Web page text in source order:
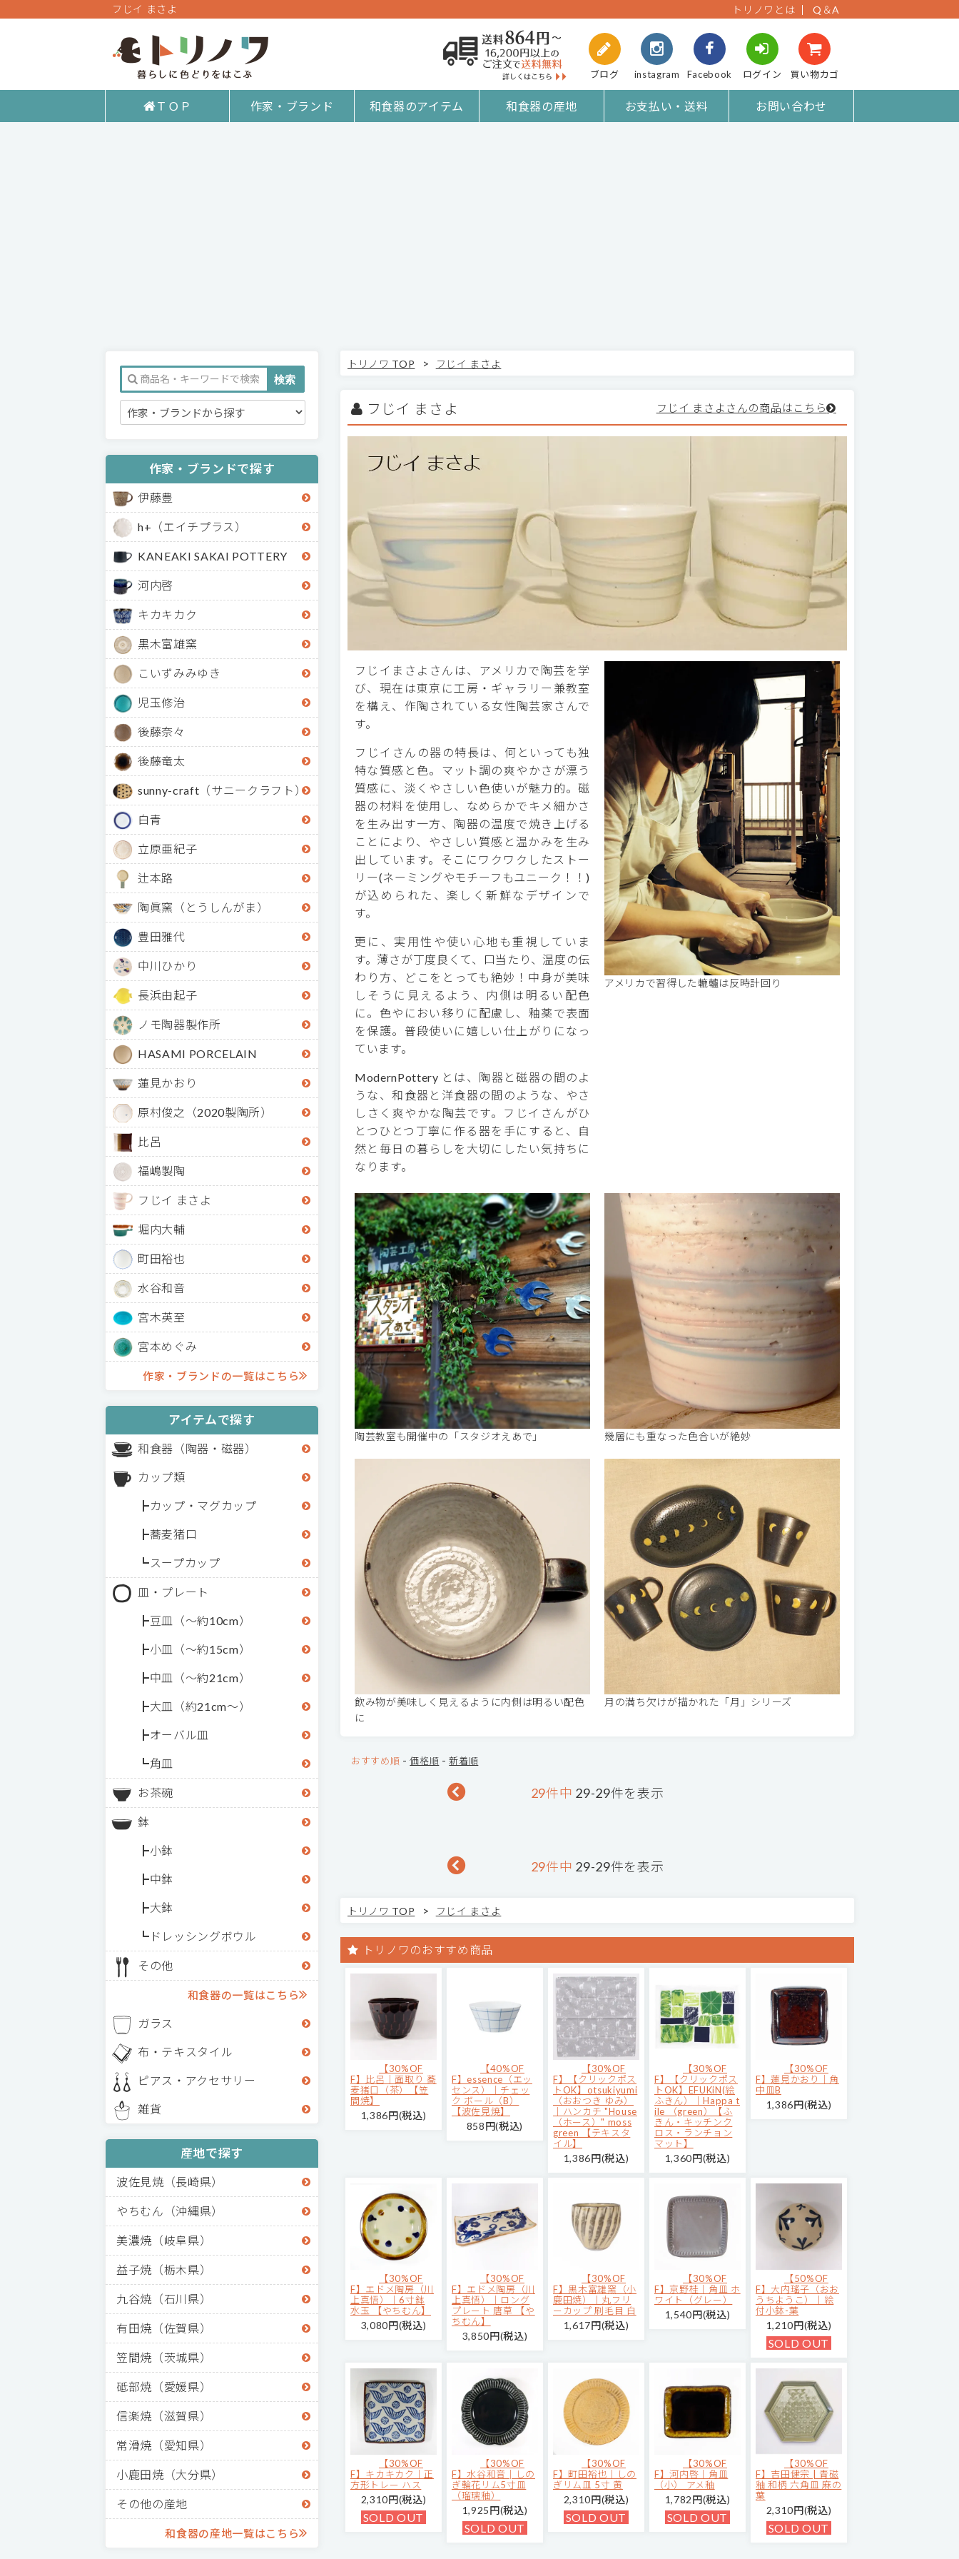
フじイ まさよ トリノワとは Q＆A
ブログ instagram Facebook ログイン 買い物カゴ
ＴＯＰ 作家・ブランド 和食器のアイテム 和食器の産地 お支払い・送料 お問い合わせ
作家・ブランドで探す
伊藤豊
h+（エイチプラス）
KANEAKI SAKAI POTTERY
河内啓
キカキカク
黒木富雄窯
こいずみみゆき
児玉修治
後藤奈々
後藤竜太
sunny-craft（サニークラフト）
白青
立原亜紀子
辻本路
陶眞窯（とうしんがま）
豊田雅代
中川ひかり
長浜由起子
ノモ陶器製作所
HASAMI PORCELAIN
蓮見かおり
原村俊之（2020製陶所）
比呂
福嶋製陶
フじイ まさよ
堀内大輔
町田裕也
水谷和音
宮木英至
宮本めぐみ
作家・ブランドの一覧はこちら
アイテムで探す
和食器（陶器・磁器）
カップ類
カップ・マグカップ
蕎麦猪口
スープカップ
皿・プレート
豆皿（～約10cm）
小皿（～約15cm）
中皿（～約21cm）
大皿（約21cm～）
オーバル皿
角皿
お茶碗
鉢
小鉢
中鉢
大鉢
ドレッシングボウル
その他
和食器の一覧はこちら
ガラス
布・テキスタイル
ピアス・アクセサリー
雑貨
産地で探す
波佐見焼（長崎県）
やちむん（沖縄県）
美濃焼（岐阜県）
益子焼（栃木県）
九谷焼（石川県）
有田焼（佐賀県）
笠間焼（茨城県）
砥部焼（愛媛県）
信楽焼（滋賀県）
常滑焼（愛知県）
小鹿田焼（大分県）
その他の産地
和食器の産地一覧はこちら
トリノワ TOP > フじイ まさよ
フじイ まさよ フじイ まさよさんの商品はこちら
フじイまさよさんは、アメリカで陶芸を学
び、現在は東京に工房・ギャラリー兼教室
を構え、作陶されている女性陶芸家さんで
す。
フじイさんの器の特長は、何といっても独
特な質感と色。マット調の爽やかさが漂う
質感に、淡くやさしい色使いが魅力的。磁
器の材料を使用し、なめらかでキメ細かさ
を生み出す一方、陶器の温度で焼き上げる
ことにより、やさしい質感と温かみを生み
出しています。そこにワクワクしたストー
リー(ネーミングやモチーフもユニーク！！)
が込められた、楽しく新鮮なデザインで
す。
更に、実用性や使い心地も重視していま
す。薄さが丁度良くて、口当たり、温度の伝
わり方、どこをとっても絶妙！中身が美味
しそうに見えるよう、内側は明るい配色
に。色やにおい移りに配慮し、釉薬で表面
を保護。普段使いに嬉しい仕上がりになっ
ています。
ModernPottery とは、陶器と磁器の間のよ
うな、和食器と洋食器の間のような、やさ
しさく爽やかな陶芸です。フじイさんがひ
とつひとつ丁寧に作る器を手にすると、自
然と毎日の暮らしを大切にしたい気持ちに
なります。
アメリカで習得した轆轤は反時計回り
陶芸教室も開催中の「スタジオえあで」 幾層にも重なった色合いが絶妙
飲み物が美味しく見えるように内側は明るい配色
に
月の満ち欠けが描かれた「月」シリーズ
おすすめ順 -価格順 -新着順
29件中 29-29件を表示
29件中 29-29件を表示
トリノワ TOP > フじイ まさよ
トリノワのおすすめ商品
【30%OF
F】比呂｜面取り 蕎
麦猪口（茶）【笠
間焼】
1,386円(税込)
【40%OF
F】essence（エッ
センス）｜チェッ
ク ボール（B）
【波佐見焼】
858円(税込)
【30%OF
F】【クリックポス
トOK】otsukiyumi
（おおつき ゆみ）
｜ハンカチ "House
（ホース）" moss
green 【テキスタ
イル】
1,386円(税込)
【30%OF
F】【クリックポス
トOK】EFUKiN(絵
ふきん）｜Happa t
ile （green）【ふ
きん・キッチンク
ロス・ランチョン
マット】
1,360円(税込)
【30%OF
F】蓮見かおり｜角
中皿B
1,386円(税込)
【30%OF
F】エドメ陶房（川
上真悟）｜6寸鉢
水玉 【やちむん】
3,080円(税込)
【30%OF
F】エドメ陶房（川
上真悟）｜ロング
プレート 唐草 【や
ちむん】
3,850円(税込)
【30%OF
F】黒木富雄窯（小
鹿田焼）｜丸フリ
ーカップ 刷毛目 白
1,617円(税込)
【30%OF
F】京野桂｜角皿 ホ
ワイト（グレー）
1,540円(税込)
【50%OF
F】大内瑤子（おお
うちようこ）｜絵
付小鉢-葉
1,210円(税込)
SOLD OUT
【30%OF
F】キカキカク｜正
方形トレー ハス
2,310円(税込)
SOLD OUT
【30%OF
F】水谷和音│しの
ぎ輪花リム5寸皿
（瑠璃釉）
1,925円(税込)
SOLD OUT
【30%OF
F】町田裕也｜しの
ぎリム皿 5寸 黄
2,310円(税込)
SOLD OUT
【30%OF
F】河内啓｜角皿
（小） アメ釉
1,782円(税込)
SOLD OUT
【30%OF
F】吉田健宗 | 青磁
釉 和柄 六角皿 麻の
葉
2,310円(税込)
SOLD OUT